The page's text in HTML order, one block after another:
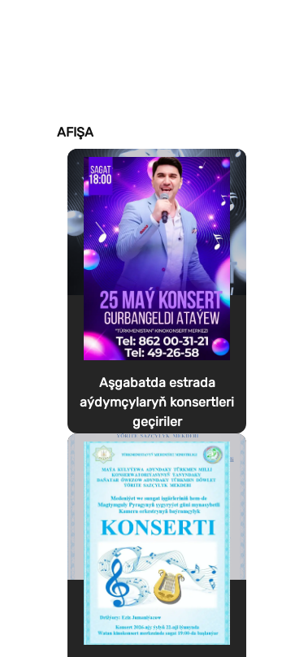
AFIŞA
Aşgabatda estrada
aýdymçylaryň konsertleri
geçiriler